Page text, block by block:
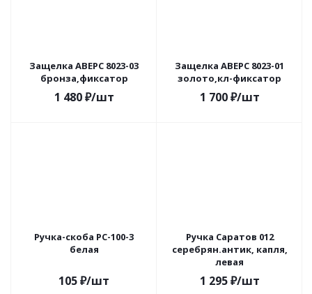
Защелка АВЕРС 8023-03
бронза,фиксатор
1 480₽/шт
Защелка АВЕРС 8023-01
золото,кл-фиксатор
1 700₽/шт
Ручка-скоба РС-100-3
белая
105₽/шт
Ручка Саратов 012
серебрян.антик, капля,
левая
1 295₽/шт